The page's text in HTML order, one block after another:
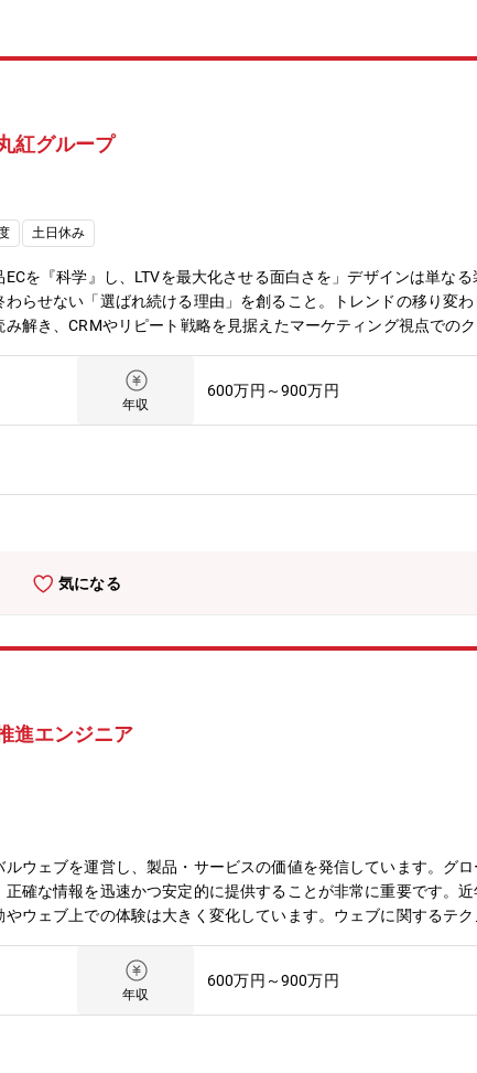
紅グループ
土日休み
を『科学』し、LTVを最大化させる面白さを」デザインは単な
らせない「選ばれ続ける理由」を創ること。トレンドの移り変
解き、CRMやリピート戦略を見据えたマーケティング視点での
クション・データアナリストとの連携による、KPI（CVR・LTV等
影、イラスト、コピーライティングなど、社内外パートナーのク
WEBデザイン・コーディング・新商品ローンチやシーズンプロ
化・制作組織リード、外注先管理【所属部門】EC部 【ポジシ
どの指標をもとに、UI/UX改善やクリエイティブ戦略をリードし
点の両立ができる環境“美しさ”と“売れる仕組み”を両面からデ
ティブを推進できる裁量の大きさチーム・外部パートナーのデ
製品acne-labo（アクネラボ）を製造。肌にとって本当に良いもの
年収
600万円～900万円
気になる
進エンジニア
ウェブを運営し、製品・サービスの価値を発信しています。グロ
確な情報を迅速かつ安定的に提供することが非常に重要です。
ウェブ上での体験は大きく変化しています。ウェブに関するテク
ットフォームの機能追加・改善企画のリード・既存ITシステム群
なるITシステム群：CMS (RWS Tridion)、AWS、CDN (Akamai)、
ブプラットフォームの中核を担う技術担当として、専門性をも
メンバーと協力しながら成果を出すことを期待しています・将来
います【募集人数】1名【転勤の可能性】あり【海外出張の可能
年収
600万円～900万円